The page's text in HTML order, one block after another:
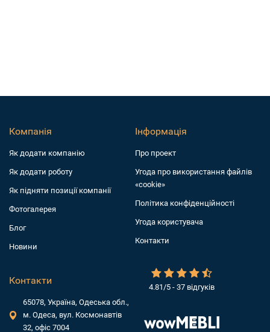
4.81/5 - 37 відгуків
Компанія
Як додати компанiю
Як додати роботу
Як підняти позиції компанії
Фотогалерея
Блог
Новини
Інформація
Про проект
Угода про використання файлів
«cookie»
Політика конфіденційності
Угода користувача
Контакти
Контакти
65078, Україна, Одеська обл.,
м. Одеса, вул. Космонавтів
32, офіс 7004